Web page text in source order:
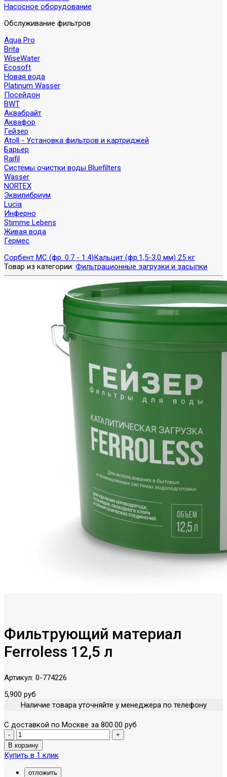
Насосное оборудование
Обслуживание фильтров
Aqua Pro
Brita
WiseWater
Ecosoft
Новая вода
Platinum Wasser
Посейдон
BWT
Аквабрайт
Аквафор
Гейзер
Atoll - Установка фильтров и картриджей
Барьер
Raifil
Системы очистки воды Bluefilters
Wasser
NORTEX
Эквилибриум
Lucia
Инферно
Stimme Lebens
Живая вода
Гермес
Сорбент МС (фр. 0.7 - 1.4)Кальцит (фр.1,5-3,0 мм) 25 кг
Товар из категории: Фильтрационные загрузки и засыпки
Фильтрующий материал
Ferroless 12,5 л
Артикул: 0-774226
5,900 руб
Наличие товара уточняйте у менеджера по телефону
С доставкой по Москве за 800.00 руб
Купить в 1 клик
отложить